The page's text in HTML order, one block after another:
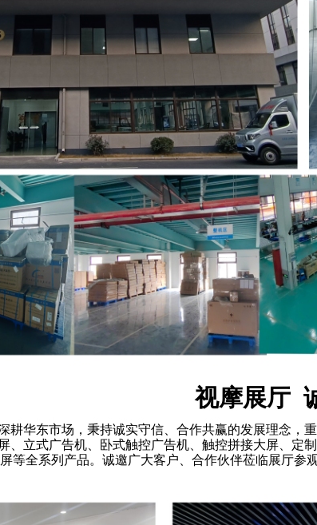
视摩展厅
耕华东市场，秉持诚实守信、合作共赢的发展理念
、立式广告机、卧式触控广告机、触控拼接大屏、
等全系列产品。诚邀广大客户、合作伙伴莅临展厅参